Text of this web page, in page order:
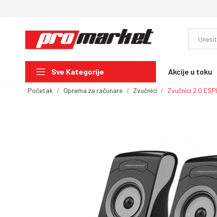
Sve Kategorije Akcije u toku
Početak Oprema za računare Zvučnici Zvučnici 2.0